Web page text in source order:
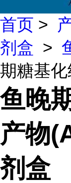
首页 >
剂盒 >
期糖基
鱼晚
产物
剂盒